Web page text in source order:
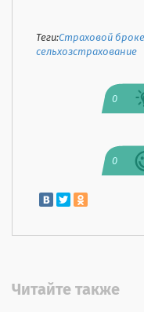
Теги:Страховой
сельхозстрахование
0
0
Читайте также